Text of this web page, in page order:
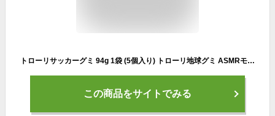
トローリサッカーグミ 94g 1袋 (5個入り) トローリ地球グミ ASMRモッパン
この商品をサイトでみる